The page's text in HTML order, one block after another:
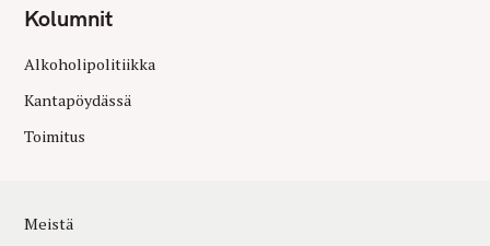
Kolumnit
Alkoholipolitiikka
Kantapöydässä
Toimitus
Meistä